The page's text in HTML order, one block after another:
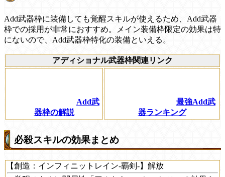
Add武器枠に装備しても覚醒スキルが使えるため、Add武器
枠での採用が非常におすすめ。メイン装備枠限定の効果は特
にないので、Add武器枠特化の装備といえる。
アディショナル武器枠関連リンク
Add武
器枠の解説
最強Add武
器ランキング
必殺スキルの効果まとめ
【創造：インフィニットレイン-覇剣-】解放